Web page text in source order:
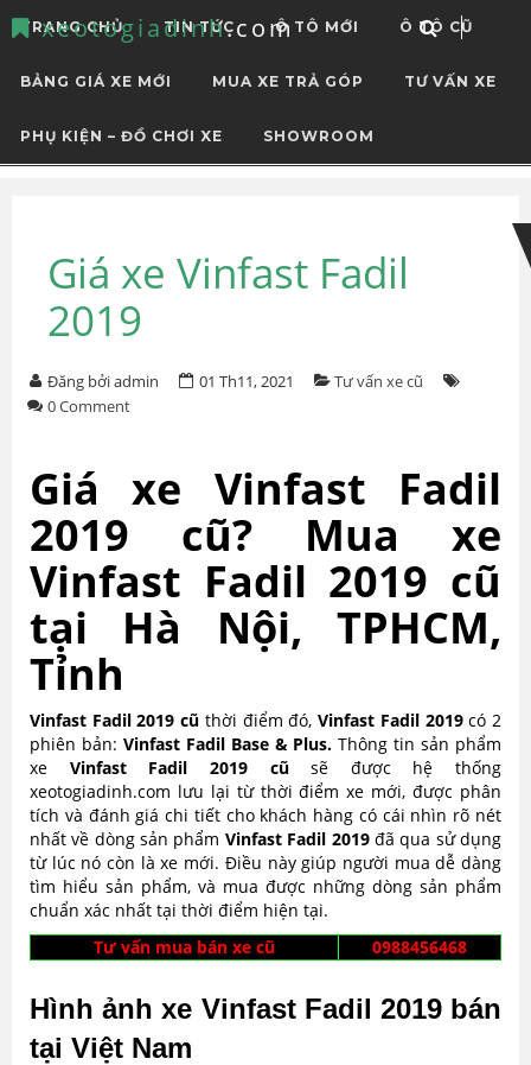
TRANG CHỦ TIN TỨC Ô TÔ MỚI Ô TÔ CŨ
BẢNG GIÁ XE MỚI MUA XE TRẢ GÓP TƯ VẤN XE
PHỤ KIỆN – ĐỒ CHƠI XE SHOWROOM
xeotogiadinh.com
Giá xe Vinfast Fadil
2019
Đăng bởi admin 01 Th11, 2021
Tư vấn xe cũ
0 Comment
Giá xe Vinfast Fadil
2019 cũ? Mua xe
Vinfast Fadil 2019 cũ
tại Hà Nội, TPHCM,
Tỉnh
Vinfast Fadil 2019 cũ thời điểm đó,Vinfast Fadil 2019có 2
phiên bản: Vinfast Fadil Base & Plus. Thông tin sản phẩm
xe Vinfast Fadil 2019 cũsẽ được hệ thống
xeotogiadinh.com lưu lại từ thời điểm xe mới, được phân
tích và đánh giá chi tiết cho khách hàng có cái nhìn rõ nét
nhất về dòng sản phẩm Vinfast Fadil 2019đã qua sử dụng
từ lúc nó còn là xe mới. Điều này giúp người mua dễ dàng
tìm hiểu sản phẩm, và mua được những dòng sản phẩm
chuẩn xác nhất tại thời điểm hiện tại.
Tư vấn mua bán xe cũ
0988456468
Hình ảnh xe Vinfast Fadil 2019 bán
tại Việt Nam